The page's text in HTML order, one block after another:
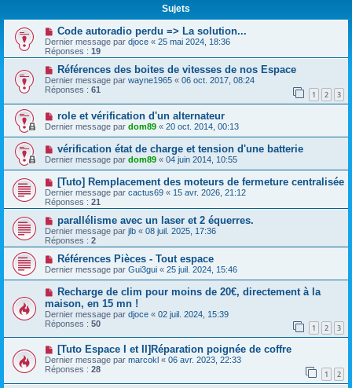
Sujets
Code autoradio perdu => La solution...
Dernier message par djoce « 25 mai 2024, 18:36
Réponses : 19
Références des boites de vitesses de nos Espace
Dernier message par wayne1965 « 06 oct. 2017, 08:24
Réponses : 61 1 2 3
role et vérification d'un alternateur
Dernier message par dom89 « 20 oct. 2014, 00:13
vérification état de charge et tension d'une batterie
Dernier message par dom89 « 04 juin 2014, 10:55
[Tuto] Remplacement des moteurs de fermeture centralisée
Dernier message par cactus69 « 15 avr. 2026, 21:12
Réponses : 21
parallélisme avec un laser et 2 équerres.
Dernier message par jlb « 08 juil. 2025, 17:36
Réponses : 2
Références Pièces - Tout espace
Dernier message par Gui3gui « 25 juil. 2024, 15:46
Recharge de clim pour moins de 20€, directement à la
maison, en 15 mn !
Dernier message par djoce « 02 juil. 2024, 15:39
Réponses : 50 1 2 3
[Tuto Espace I et II]Réparation poignée de coffre
Dernier message par marcokl « 06 avr. 2023, 22:33
Réponses : 28 1 2